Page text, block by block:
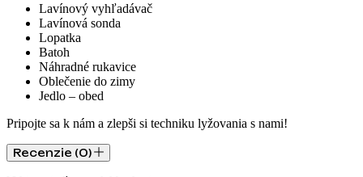
Lavínový vyhľadávač
Lavínová sonda
Lopatka
Batoh
Náhradné rukavice
Oblečenie do zimy
Jedlo – obed
Pripojte sa k nám a zlepši si techniku lyžovania s nami!
Recenzie (0)